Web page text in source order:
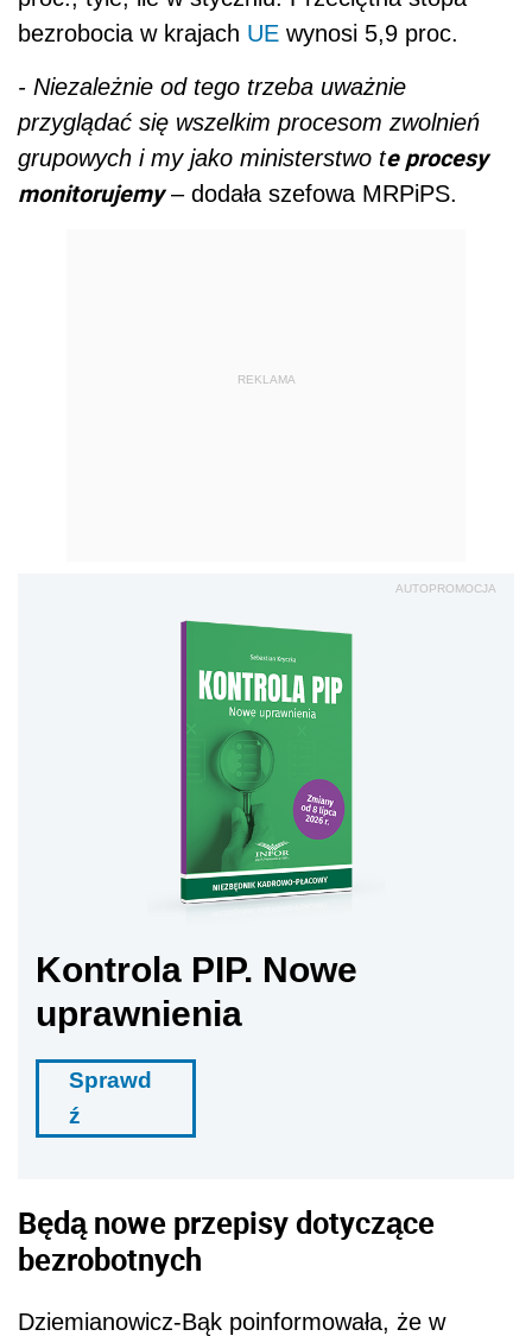
bezrobocia w krajach UE wynosi 5,9 proc.
- Niezależnie od tego trzeba uważnie
przyglądać się wszelkim procesom zwolnień
grupowych i my jako ministerstwo te procesy
monitorujemy– dodała szefowa MRPiPS.
REKLAMA
AUTOPROMOCJA
Kontrola PIP. Nowe
uprawnienia
Sprawd
ź
Będą nowe przepisy dotyczące
bezrobotnych
Dziemianowicz-Bąk poinformowała, że w